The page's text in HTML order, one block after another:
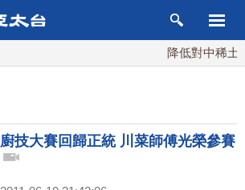
降低對中稀土
廚技大賽回歸正統 川菜師傅光榮參賽